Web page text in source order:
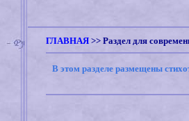
ГЛАВНАЯ >> Раздел для
В этом разделе размещены